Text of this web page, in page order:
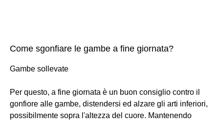
Come sgonfiare le gambe a fine giornata?
Gambe sollevate
Per questo, a fine giornata è un buon consiglio contro il
gonfiore alle gambe, distendersi ed alzare gli arti inferiori,
possibilmente sopra l'altezza del cuore. Mantenendo